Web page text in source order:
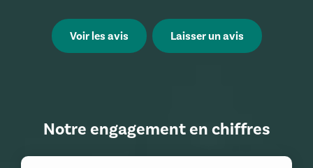
Voir les avis Laisser un avis
Notre engagement en chiffres